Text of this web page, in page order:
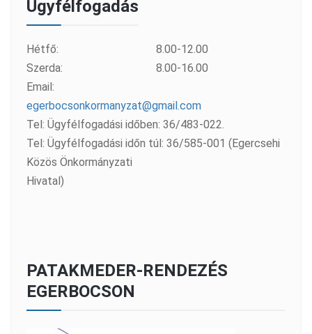
Ügyfélfogadás
Hétfő:
8.00-12.00
Szerda:
8.00-16.00
Email:
egerbocsonkormanyzat@gmail.com
Tel: Ügyfélfogadási időben: 36/483-022.
Tel: Ügyfélfogadási időn túl: 36/585-001 (Egercsehi
Közös Önkormányzati
Hivatal)
PATAKMEDER-RENDEZÉS
EGERBOCSON